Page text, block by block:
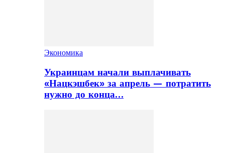
Экономика
Украинцам начали выплачивать
«Нацкэшбек» за апрель — потратить
нужно до конца…